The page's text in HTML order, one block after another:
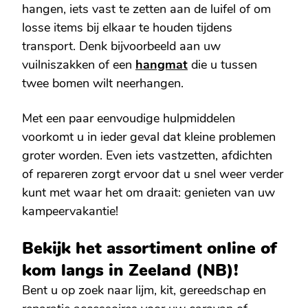
hangen, iets vast te zetten aan de luifel of om
losse items bij elkaar te houden tijdens
transport. Denk bijvoorbeeld aan uw
vuilniszakken of een hangmat die u tussen
twee bomen wilt neerhangen.
Met een paar eenvoudige hulpmiddelen
voorkomt u in ieder geval dat kleine problemen
groter worden. Even iets vastzetten, afdichten
of repareren zorgt ervoor dat u snel weer verder
kunt met waar het om draait: genieten van uw
kampeervakantie!
Bekijk het assortiment online of
kom langs in Zeeland (NB)!
Bent u op zoek naar lijm, kit, gereedschap en